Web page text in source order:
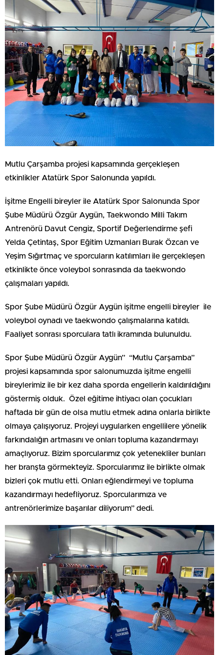
Mutlu Çarşamba projesi kapsamında gerçekleşen
etkinlikler Atatürk Spor Salonunda yapıldı.
İşitme Engelli bireyler ile Atatürk Spor Salonunda Spor
Şube Müdürü Özgür Aygün, Taekwondo Milli Takım
Antrenörü Davut Cengiz, Sportif Değerlendirme şefi
Yelda Çetintaş, Spor Eğitim Uzmanları Burak Özcan ve
Yeşim Sığırtmaç ve sporcuların katılımları ile gerçekleşen
etkinlikte önce voleybol sonrasında da taekwondo
çalışmaları yapıldı.
Spor Şube Müdürü Özgür Aygün işitme engelli bireyler ile
voleybol oynadı ve taekwondo çalışmalarına katıldı.
Faaliyet sonrası sporculara tatlı ikramında bulunuldu.
Spor Şube Müdürü Özgür Aygün” “Mutlu Çarşamba”
projesi kapsamında spor salonumuzda işitme engelli
bireylerimiz ile bir kez daha sporda engellerin kaldırıldığını
göstermiş olduk. Özel eğitime ihtiyacı olan çocukları
haftada bir gün de olsa mutlu etmek adına onlarla birlikte
olmaya çalışıyoruz. Projeyi uygularken engellilere yönelik
farkındalığın artmasını ve onları topluma kazandırmayı
amaçlıyoruz. Bizim sporcularımız çok yetenekliler bunları
her branşta görmekteyiz. Sporcularımız ile birlikte olmak
bizleri çok mutlu etti. Onları eğlendirmeyi ve topluma
kazandırmayı hedefliyoruz. Sporcularımıza ve
antrenörlerimize başarılar diliyorum” dedi.